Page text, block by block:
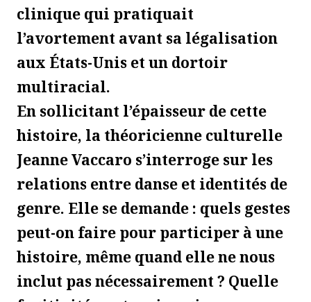
clinique qui pratiquait
l’avortement avant sa légalisation
aux États-Unis et un dortoir
multiracial.
En sollicitant l’épaisseur de cette
histoire, la théoricienne culturelle
Jeanne Vaccaro s’interroge sur les
relations entre danse et identités de
genre. Elle se demande : quels gestes
peut-on faire pour participer à une
histoire, même quand elle ne nous
inclut pas nécessairement ? Quelle